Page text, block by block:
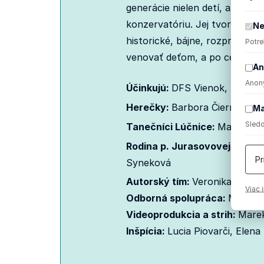
generácie nielen detí, ale aj
konzervatóriu. Jej tvorba je
historické, bájne,
venovať deťom, a po celý
Účinkujú: DFS Vienok, ĽH
Herečky: Barbora Čierniková,
Tanečníci Lúčnice: Marek
Rodina p. Jurasovovej:
Syneková
Autorský tím: Veronika
Odborná spolupráca:
Videoprodukcia a strih:
Inšpícia: Lucia Piovarči,
Viac